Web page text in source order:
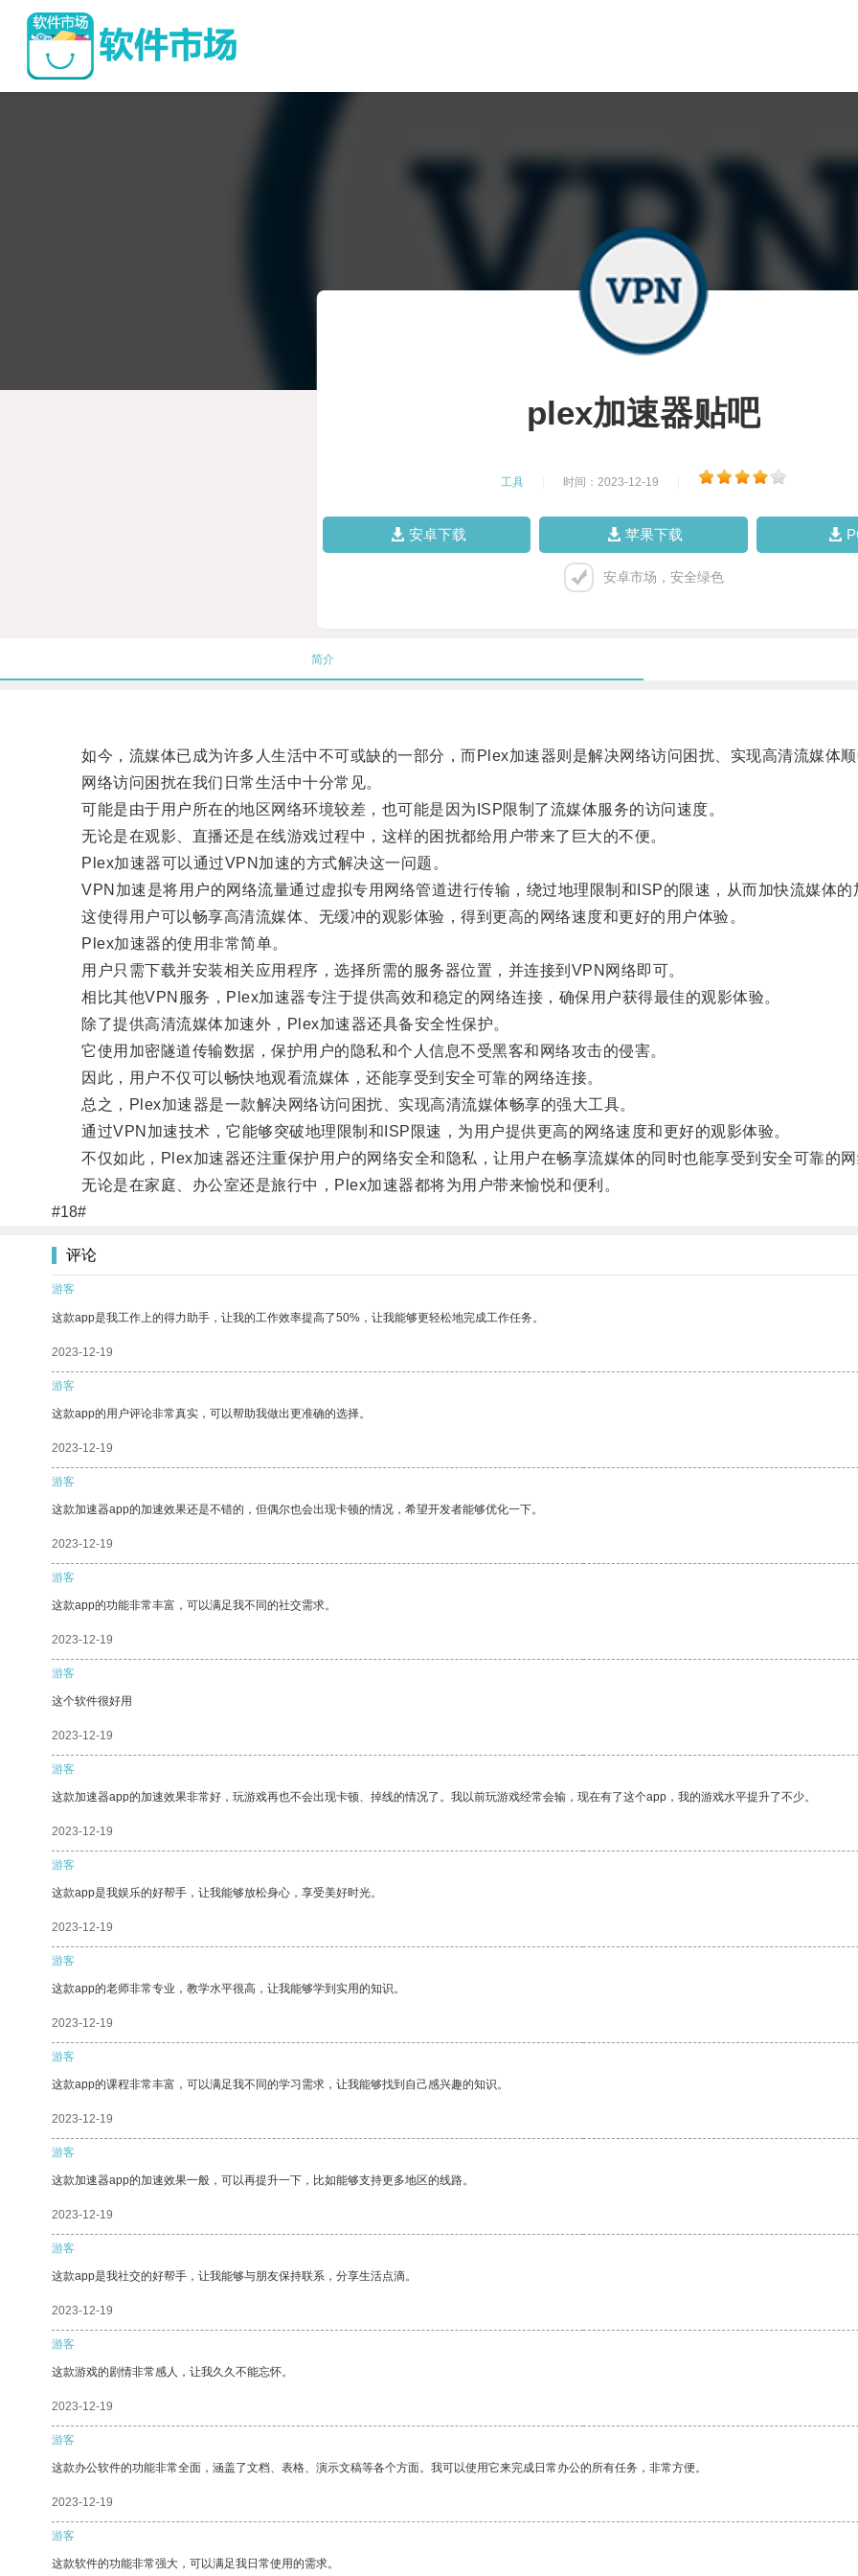
plex加速器贴吧
工具 时间：2023-12-19
安卓下载 苹果下载
安卓市场，安全绿色
简介
如今，流媒体已成为许多人生活中不可或缺的一部分，而Plex加速器则是解决网络访问困扰、实现高清流媒体顺
网络访问困扰在我们日常生活中十分常见。
可能是由于用户所在的地区网络环境较差，也可能是因为ISP限制了流媒体服务的访问速度。
无论是在观影、直播还是在线游戏过程中，这样的困扰都给用户带来了巨大的不便。
Plex加速器可以通过VPN加速的方式解决这一问题。
VPN加速是将用户的网络流量通过虚拟专用网络管道进行传输，绕过地理限制和ISP的限速，从而加快流媒体的
这使得用户可以畅享高清流媒体、无缓冲的观影体验，得到更高的网络速度和更好的用户体验。
Plex加速器的使用非常简单。
用户只需下载并安装相关应用程序，选择所需的服务器位置，并连接到VPN网络即可。
相比其他VPN服务，Plex加速器专注于提供高效和稳定的网络连接，确保用户获得最佳的观影体验。
除了提供高清流媒体加速外，Plex加速器还具备安全性保护。
它使用加密隧道传输数据，保护用户的隐私和个人信息不受黑客和网络攻击的侵害。
因此，用户不仅可以畅快地观看流媒体，还能享受到安全可靠的网络连接。
总之，Plex加速器是一款解决网络访问困扰、实现高清流媒体畅享的强大工具。
通过VPN加速技术，它能够突破地理限制和ISP限速，为用户提供更高的网络速度和更好的观影体验。
不仅如此，Plex加速器还注重保护用户的网络安全和隐私，让用户在畅享流媒体的同时也能享受到安全可靠的网
无论是在家庭、办公室还是旅行中，Plex加速器都将为用户带来愉悦和便利。
#18#
评论
游客
这款app是我工作上的得力助手，让我的工作效率提高了50%，让我能够更轻松地完成工作任务。
2023-12-19
游客
这款app的用户评论非常真实，可以帮助我做出更准确的选择。
2023-12-19
游客
这款加速器app的加速效果还是不错的，但偶尔也会出现卡顿的情况，希望开发者能够优化一下。
2023-12-19
游客
这款app的功能非常丰富，可以满足我不同的社交需求。
2023-12-19
游客
这个软件很好用
2023-12-19
游客
这款加速器app的加速效果非常好，玩游戏再也不会出现卡顿、掉线的情况了。我以前玩游戏经常会输，现在有了这个app，我的游戏水平提升了不少。
2023-12-19
游客
这款app是我娱乐的好帮手，让我能够放松身心，享受美好时光。
2023-12-19
游客
这款app的老师非常专业，教学水平很高，让我能够学到实用的知识。
2023-12-19
游客
这款app的课程非常丰富，可以满足我不同的学习需求，让我能够找到自己感兴趣的知识。
2023-12-19
游客
这款加速器app的加速效果一般，可以再提升一下，比如能够支持更多地区的线路。
2023-12-19
游客
这款app是我社交的好帮手，让我能够与朋友保持联系，分享生活点滴。
2023-12-19
游客
这款游戏的剧情非常感人，让我久久不能忘怀。
2023-12-19
游客
这款办公软件的功能非常全面，涵盖了文档、表格、演示文稿等各个方面。我可以使用它来完成日常办公的所有任务，非常方便。
2023-12-19
游客
这款软件的功能非常强大，可以满足我日常使用的需求。